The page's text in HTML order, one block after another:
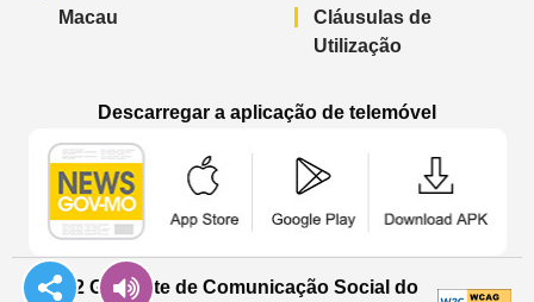
Macau
Cláusulas de
Utilização
Descarregar a aplicação de telemóvel
© 2022 Gabinete de Comunicação Social do